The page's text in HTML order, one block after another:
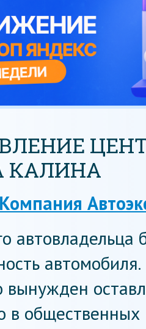
КАЛИНА
Компания
автовладельца
вынужден
в